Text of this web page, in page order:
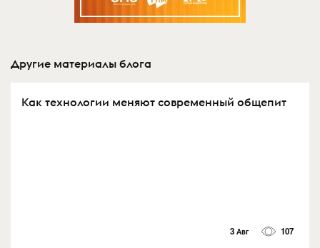
Другие материалы блога
Как технологии меняют современный общепит
3 Авг 107